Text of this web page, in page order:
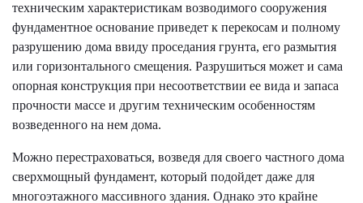
техническим характеристикам возводимого сооружения
фундаментное основание приведет к перекосам и полному
разрушению дома ввиду проседания грунта, его размытия
или горизонтального смещения. Разрушиться может и сама
опорная конструкция при несоответствии ее вида и запаса
прочности массе и другим техническим особенностям
возведенного на нем дома.
Можно перестраховаться, возведя для своего частного дома
сверхмощный фундамент, который подойдет даже для
многоэтажного массивного здания. Однако это крайне